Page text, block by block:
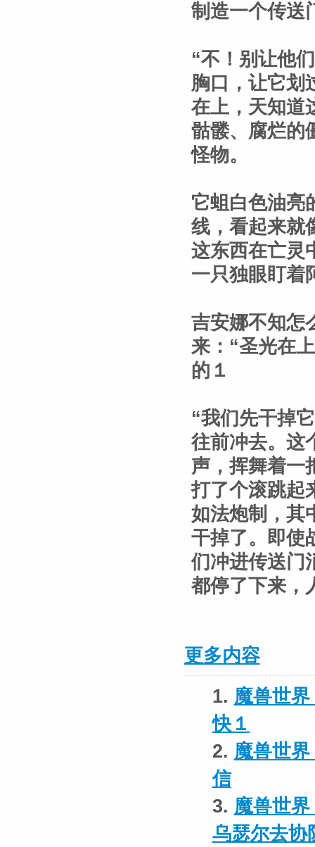
制造一个传送
“不！别让他
胸口，让它划
在上，天知道
骷髅、腐烂的
怪物。
它蛆白色油亮
线，看起来就
这东西在亡灵
一只独眼盯着
吉安娜不知怎
来：“圣光在
的１
“我们先干掉
往前冲去。这
声，挥舞着一
打了个滚跳起
如法炮制，其
干掉了。即使
们冲进传送门
都停了下来，
更多内容
1. 魔兽世
快１
2. 魔兽世
信
3. 魔兽世
乌瑟尔去协